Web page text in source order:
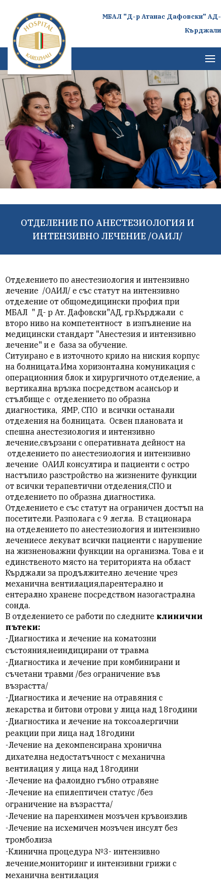
МБАЛ "Д-р Атанас Дафовски" АД-
Кърджали
ОТДЕЛЕНИЕ ПО АНЕСТЕЗИОЛОГИЯ И
ИНТЕНЗИВНО ЛЕЧЕНИЕ /ОАИЛ/
Отделението по анестезиология и интензивно
лечение /ОАИЛ/е със статут на интензивно
отделение от общомедицински профил при
МБАЛ " Д- р Ат. Дафовски"АД, гр.Кърджали с
второ ниво на компетентност в изпълнение на
медицинскистандарт "Анестезия и интензивно
лечение"и е база за обучение.
Ситуирано е в източното крило на ниския корпус
на болницата.Има хоризонтална комуникация с
операционния блок и хирургичното отделение, а
вертикална връзка посредством асансьор и
стълбище с отделението по образна
диагностика, ЯМР, СПО и всички останали
отделения на болницата.Освен плановата и
спешна анестезиология и интензивно
лечение,свързани с оперативната дейност на
отделението по анестезиология и интензивно
лечение ОАИЛ консултира и пациенти с остро
настъпило разстройство на жизнените функции
от всички терапевтични отделения,СПО и
отделението по образна диагностика.
Отделението е със статут на ограничен достъп на
посетители. Разполага с 9 легла.В стационара
наотделението по анестезиология и интензивно
лечениесе лекуват всички пациенти с нарушение
на жизненоважни функции на организма. Това е и
единственото място на територията на област
Кърджали за продължително лечение чрез
механична вентилация,парентерално и
ентерално хранене посредством назогастрална
сонда.
В отделението се работи по следните клинични
пътеки:
-Диагностика и лечение на коматозни
състояния,неиндицирани от травма
-Диагностика и лечение при комбинирани и
съчетани травми /без ограничение във
възрастта/
-Диагностика и лечение на отравяния с
лекарства и битови отрови у лица над 18години
-Диагностика и лечение на токсоалергични
реакции при лица над 18години
-Лечение на декомпенсирана хронична
дихателна недостатъчност с механична
вентилация у лица над 18години
-Лечение на фалоидно гъбно отравяне
-Лечение на епилептичен статус /без
ограничение на възрастта/
-Лечение на паренхимен мозъчен кръвоизлив
-Лечение на исхемичен мозъчен инсулт без
тромболиза
-Клинична процедура №3- интензивно
лечение,мониторинг и интензивни грижи с
механична вентилация